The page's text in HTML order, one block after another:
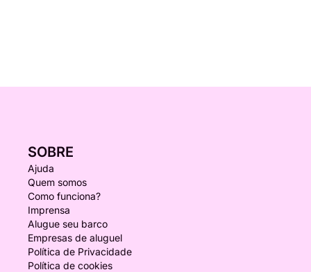
SOBRE
Ajuda
Quem somos
Como funciona?
Imprensa
Alugue seu barco
Empresas de aluguel
Política de Privacidade
Política de cookies